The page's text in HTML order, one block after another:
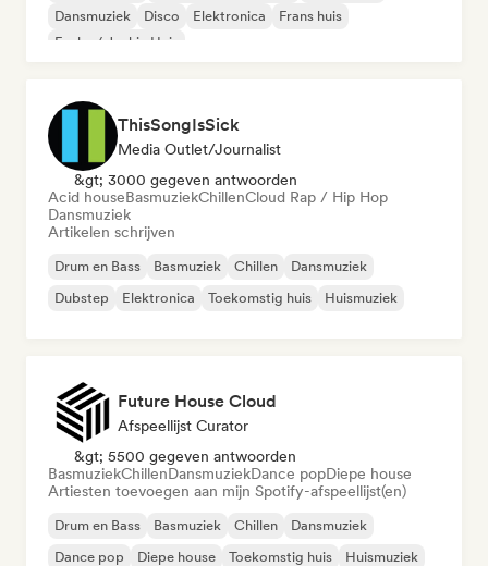
Dansmuziek
Disco Elektronica
Frans huis
Funky / Jackin Huis
ThisSongIsSick
Media Outlet/Journalist
&gt; 3000 gegeven antwoorden
Acid houseBasmuziekChillenCloud Rap / Hip Hop
Dansmuziek
Artikelen schrijven
Drum en Bass Basmuziek Chillen
Dansmuziek
Dubstep
Elektronica Toekomstig huis Huismuziek
Future House Cloud
Afspeellijst Curator
&gt; 5500 gegeven antwoorden
BasmuziekChillenDansmuziekDance popDiepe house
Artiesten toevoegen aan mijn Spotify-afspeellijst(en)
Drum en Bass Basmuziek Chillen
Dansmuziek
Dance pop
Diepe house Toekomstig huis Huismuziek